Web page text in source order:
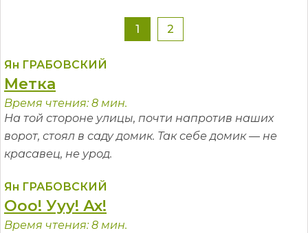
1 2
Ян ГРАБОВСКИЙ
Метка
Время чтения: 8 мин.
На той стороне улицы, почти напротив наших
ворот, стоял в саду домик. Так себе домик — не
красавец, не урод.
Ян ГРАБОВСКИЙ
Ооо! Ууу! Ах!
Время чтения: 8 мин.